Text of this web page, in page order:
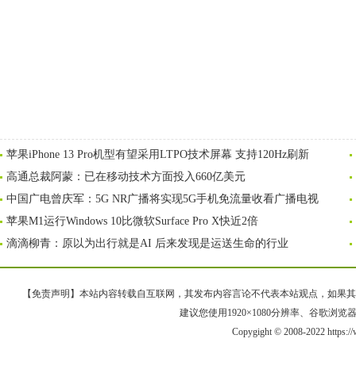
苹果iPhone 13 Pro机型有望采用LTPO技术屏幕 支持120Hz刷新
高通总裁阿蒙：已在移动技术方面投入660亿美元
中国广电曾庆军：5G NR广播将实现5G手机免流量收看广播电视
苹果M1运行Windows 10比微软Surface Pro X快近2倍
滴滴柳青：原以为出行就是AI 后来发现是运送生命的行业
【免责声明】本站内容转载自互联网，其发布内容言论不代表本站观点，如果
建议您使用1920×1080分辨率、谷歌浏览
Copygight © 2008-2022